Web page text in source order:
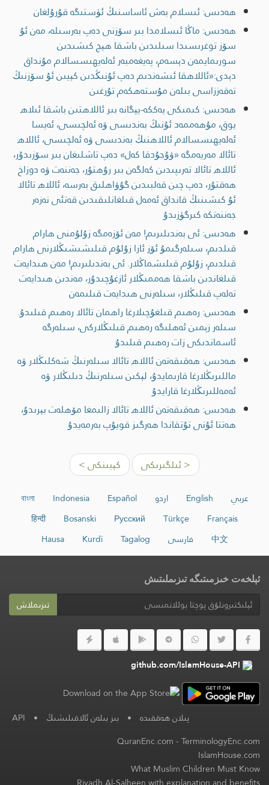
ھەدىس: ئىسلام بەش ئاساسنىڭ ئۈستىگە قۇرۇلغان
ھەدىس: ماڭا ئىسلامدا بىر سۆزنى دەپ بەرسىلە، مەن ئۇ
سۆز توغرىسىدا سىلىدىن باشقا ھېچ كىشىدىن
سورىمايمەن دېسەم، پەيغەمبەر ئەلەيھىسسالام مۇنداق
دېدى:«ئاللاھقا ئىشەندىم دەپ ئۇنىڭدىن كېيىن ئۇ سۆزنىڭ
تەقەززاسى بىلەن مۇستەھكەم تۇرغىن
ھەدىس: كىمىكى يەككە-يېگانە بىر ئاللاھتىن باشقا ئىلاھ
يوق، مۇھەممەد ئۇنىڭ بەندىسى ۋە ئەلچىسى، ئەيسا
ئەلەيھىسسالام ئاللاھنىڭ بەندىسى ۋە ئەلچىسى، ئاللاھ
تائالا مەريەمگە «ۋۇجۇدقا كەل» دەپ تاشلىغان بىر سۆزىدۇر،
ئاللاھ تائالا تەرىپىدىن كەلگەن بىر رۇھتۇر، جەننەت ۋە دوزاخ
ھەقتۇر، دەپ چىن قەلبىدىن گۇۋاھلىق بەرسە، ئاللاھ تائالا
ئۇ كىشىنىڭ قانداق ئەمەل قىلغانلىقىدىن قەتئى نەزەر
جەننەتكە كىرگۈزىدۇ
ھەدىس: ئى بەندىلىرىم! مەن ئۆزەمگە زۇلۇمنى ھارام
قىلدىم، سىلەرگىمۇ ئۆز ئارا زۇلۇم قىلىشىشىڭلارنى ھارام
قىلدىم، زۇلۇم قىلىشماڭلار. ئى بەندىلىرىم! مەن ھىدايەت
قىلغاندىن باشقا ھەممىڭلار ئازغۇچىدۇر، مەندىن ھىدايەت
تەلەپ قىلىڭلار، سىلەرنى ھىدايەت قىلىمەن
ھەدىس: رەھىم قىلغۇچىلارغا راھمان تائالا رەھىم قىلىدۇ.
سىلەر زېمىن ئەھلىگە رەھىم قىلىڭلاركى، سىلەرگە
ئاسماندىكى زات رەھىم قىلىدۇ
ھەدىس: ھەقىقەتەن ئاللاھ تائالا سىلەرنىڭ شەكلىڭلار ۋە
ماللىرىڭلارغا قارىمايدۇ، لېكىن سىلەرنىڭ دىلىڭلار ۋە
ئەمەللىرىڭلارغا قارايدۇ
ھەدىس: ھەقىقەتەن ئاللاھ تائالا زالىمغا مۆھلەت بېرىدۇ،
ھەتتا ئۇنى تۇتقاندا ھەرگىز قويۇپ بەرمەيدۇ
< ئىلگىرىكى كېيىنكى >
عربي English اردو Español
Indonesia
বাংলা
Français
Türkçe
Русский
Bosanski
हिन्दी
中文
فارسی Tagalog
Kurdî
Hausa
ئېلخەت خىزمىتىگە تىزىملىتىش
تىزىملاش
github.com/IslamHouse-API
پىلان ھەققىدە • بىز بىلەن ئالاقىلىشىڭ •
API
QuranEnc.com-TerminologyEnc.com
IslamHouse.com
What Muslim Children Must Know